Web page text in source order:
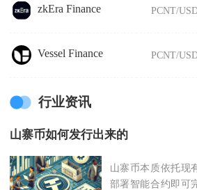
zkEra Finance PCNT/
Vessel Finance PCNT/
行业资讯
山寨币如何发行出来的
山寨币本质依托现
部署智能合约即可